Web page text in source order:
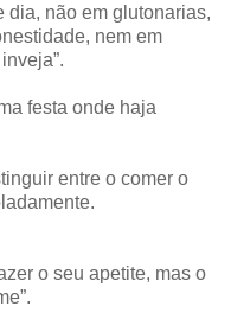
dia, não em glutonarias,
nem em
festa onde haja
entre o comer o
o seu apetite, mas o